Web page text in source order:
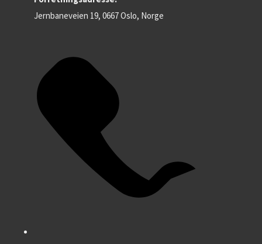
Jernbaneveien 19, 0667 Oslo, Norge